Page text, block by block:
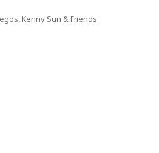
Kenny Sun & Friends